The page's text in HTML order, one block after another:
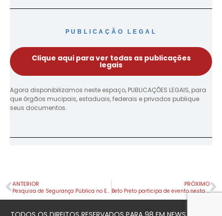
PUBLICAÇÃO LEGAL
Clique aqui para ver todas as publicações
legais
Agora disponibilizamos neste espaço, PUBLICAÇÕES LEGAIS, para
que órgãos mucipais, estaduais, federais e privados publique
seus documentos.
ANTERIOR
Pesquisa de Segurança Pública no Estado do Paraná – 2025
PRÓXIMO
Beto Preto participa de evento nesta sexta-feira na 16ª Regional de Saúde